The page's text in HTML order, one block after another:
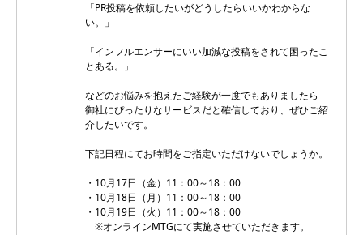
「PR投稿を依頼したいがどうしたらいいかわからな
い。」
「インフルエンサーにいい加減な投稿をされて困ったこ
とある。」
などのお悩みを抱えたご経験が一度でもありましたら
御社にぴったりなサービスだと確信しており、ぜひご紹
介したいです。
下記日程にてお時間をご指定いただけないでしょうか。
・10月17日（金）11：00～18：00
・10月18日（月）11：00～18：00
・10月19日（火）11：00～18：00
※オンラインMTGにて実施させていただきます。